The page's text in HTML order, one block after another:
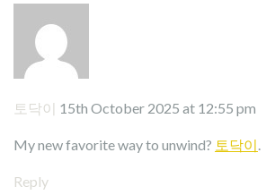
토닥이 15th October 2025 at 12:55 pm
My new favorite way to unwind? 토닥이
Reply